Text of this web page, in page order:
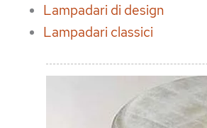
Lampadari di design
Lampadari classici